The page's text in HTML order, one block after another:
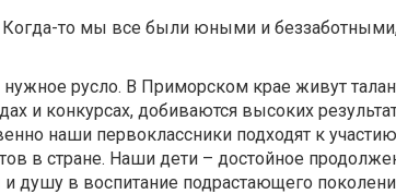
Когда-то мы все были юными и
русло. В Приморском крае живут
и конкурсах, добиваются высоких
наши первоклассники подходят к
в стране. Наши дети – достойное
душу в воспитание подрастающего